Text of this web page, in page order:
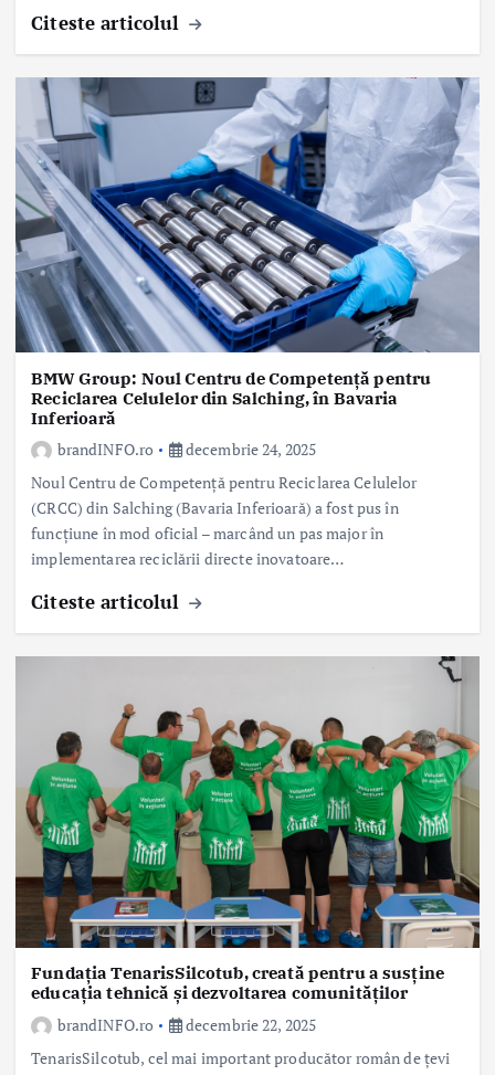
Citeste articolul
BMW Group: Noul Centru de Competenţă pentru
Reciclarea Celulelor din Salching, în Bavaria
Inferioară
brandINFO.ro
decembrie 24, 2025
Noul Centru de Competenţă pentru Reciclarea Celulelor
(CRCC) din Salching (Bavaria Inferioară) a fost pus în
funcţiune în mod oficial – marcând un pas major în
implementarea reciclării directe inovatoare…
Citeste articolul
Fundația TenarisSilcotub, creată pentru a susține
educația tehnică și dezvoltarea comunităților
brandINFO.ro
decembrie 22, 2025
TenarisSilcotub, cel mai important producător român de țevi